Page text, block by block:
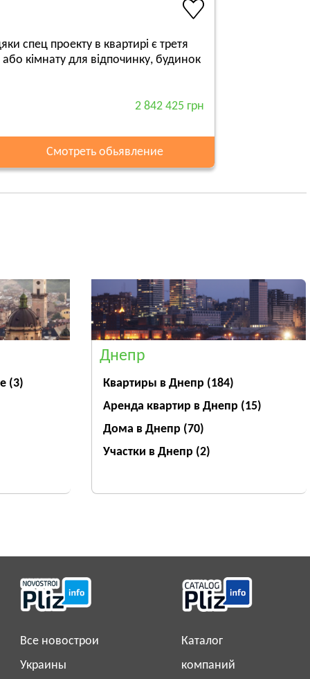
спец проекту в квартирі є третя
кімнату для відпочинку, будинок
2 842 425 грн
Смотреть обьявление
(3)
Днепр
Квартиры в Днепр (184)
Аренда квартир в Днепр (15)
Дома в Днепр (70)
Участки в Днепр (2)
Все новострои
Украины
Каталог
компаний